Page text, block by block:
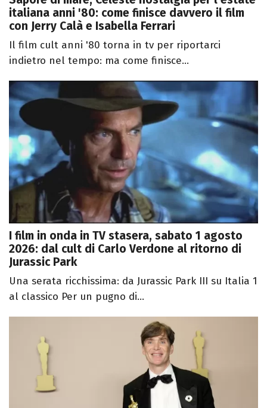
italiana anni '80: come finisce davvero il film
con Jerry Calà e Isabella Ferrari
Il film cult anni '80 torna in tv per riportarci
indietro nel tempo: ma come finisce...
I film in onda in TV stasera, sabato 1 agosto
2026: dal cult di Carlo Verdone al ritorno di
Jurassic Park
Una serata ricchissima: da Jurassic Park III su Italia 1
al classico Per un pugno di...